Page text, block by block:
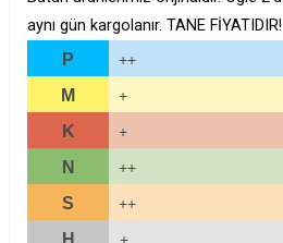
aynı gün kargolanır. TANE FİYATIDIR!
P
++
M +
K +
N ++
S ++